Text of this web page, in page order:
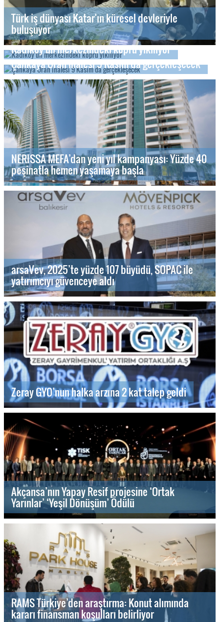
Türk iş dünyası Katar'ın küresel devleriyle
buluşuyor
Kadıköy'ün merkezindeki köprü yıkılıyor
Çankaya Oran ihalesi 9 Kasım'da gerçekleşecek
NERISSA MEFA’dan yeni yıl kampanyası: Yüzde 40
peşinatla hemen yaşamaya başla
arsaVev, 2025’te yüzde 107 büyüdü, SOPAC ile
yatırımcıyı güvenceye aldı
Zeray GYO’nun halka arzına 2 kat talep geldi
Akçansa’nın Yapay Resif projesine ‘Ortak
Yarınlar’ ‘Yeşil Dönüşüm’ Ödülü
RAMS Türkiye’den araştırma: Konut alımında
kararı finansman koşulları belirliyor